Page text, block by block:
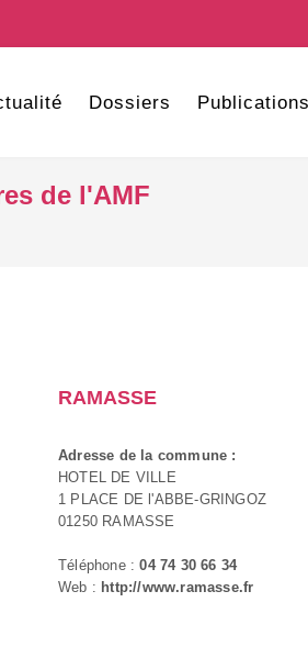
Dossiers Publications
de l'AMF
RAMASSE
Adresse de la commune :
HOTEL DE VILLE
1 PLACE DE l'ABBE-GRINGOZ
01250 RAMASSE
Téléphone :04 74 30 66 34
Web : http://www.ramasse.fr